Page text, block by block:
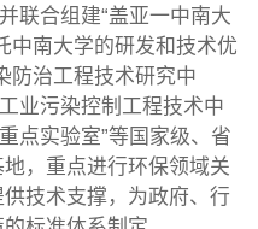
联合组建“盖亚一中南大
中南大学的研发和技术优
防治工程技术研究中
业污染控制工程技术中
点实验室”等国家级、省
，重点进行环保领域关
技术支撑，为政府、行